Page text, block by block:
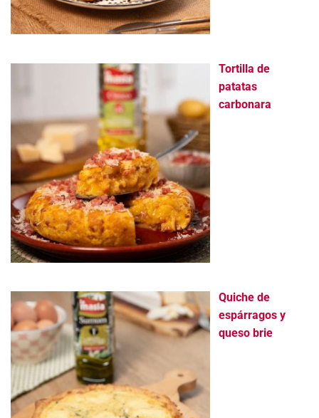
Tortilla de
patatas
carbonara
Quiche de
espárragos y
queso brie